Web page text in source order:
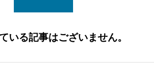
いる記事はございません。